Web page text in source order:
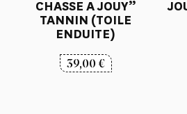
CHASSE A JOUY”
TANNIN (TOILE
ENDUITE)
39,00€